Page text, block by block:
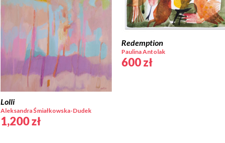
Lolli
Aleksandra Śmiałkowska-Dudek
1,200zł
Redemption
Paulina Antolak
600zł